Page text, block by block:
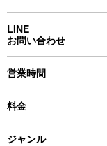
LINE
お問い合わせ
営業時間
料金
ジャンル